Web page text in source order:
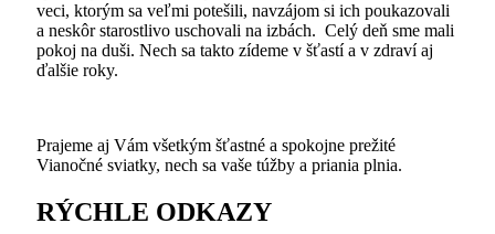
veci, ktorým sa veľmi potešili, navzájom si ich poukazovali
a neskôr starostlivo uschovali na izbách. Celý deň sme mali
pokoj na duši. Nech sa takto zídeme v šťastí a v zdraví aj
ďalšie roky.
Prajeme aj Vám všetkým šťastné a spokojne prežité
Vianočné sviatky, nech sa vaše túžby a priania plnia.
RÝCHLE ODKAZY